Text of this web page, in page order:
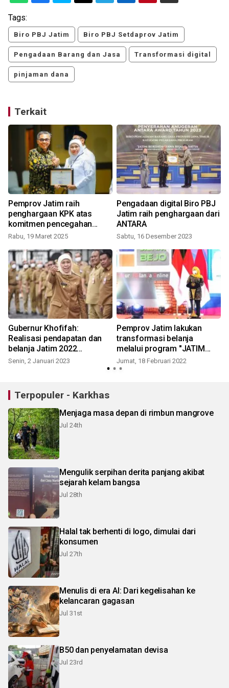
Tags:
Biro PBJ Jatim Biro PBJ Setdaprov Jatim
Pengadaan Barang dan Jasa Transformasi digital
pinjaman dana
Terkait
Pemprov Jatim raih
penghargaan KPK atas
komitmen pencegahan
korupsi
Rabu, 19 Maret 2025
Pengadaan digital Biro PBJ
Jatim raih penghargaan dari
ANTARA
Sabtu, 16 Desember 2023
Gubernur Khofifah:
Realisasi pendapatan dan
belanja Jatim 2022
meningkat
Senin, 2 Januari 2023
Pemprov Jatim lakukan
transformasi belanja
melalui program "JATIM
BEJO"
Jumat, 18 Februari 2022
Terpopuler - Karkhas
Menjaga masa depan di rimbun mangrove
Jul 24th
Mengulik serpihan derita panjang akibat
sejarah kelam bangsa
Jul 28th
Halal tak berhenti di logo, dimulai dari
konsumen
Jul 27th
Menulis di era AI: Dari kegelisahan ke
kelancaran gagasan
Jul 31st
B50 dan penyelamatan devisa
Jul 23rd